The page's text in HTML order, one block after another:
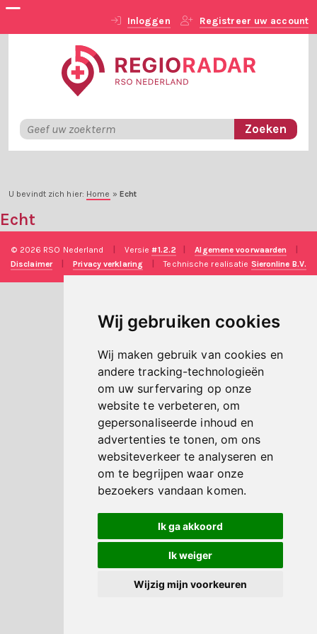
Wij gebruiken cookies
Wij maken gebruik van cookies en
andere tracking-technologieën
om uw surfervaring op onze
website te verbeteren, om
gepersonaliseerde inhoud en
advertenties te tonen, om ons
websiteverkeer te analyseren en
om te begrijpen waar onze
bezoekers vandaan komen.
Ik ga akkoord
Ik weiger
Wijzig mijn voorkeuren
Inloggen Registreer uw account
U bevindt zich hier: Home » Echt
Echt
© 2026 RSO Nederland Versie#1.2.2 Algemene voorwaarden
Disclaimer
Privacy verklaring Technische realisatie Sieronline B.V.